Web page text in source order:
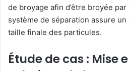
de broyage afin d’être broyée
système de séparation assure
taille finale des particules.
Étude de cas : Mise